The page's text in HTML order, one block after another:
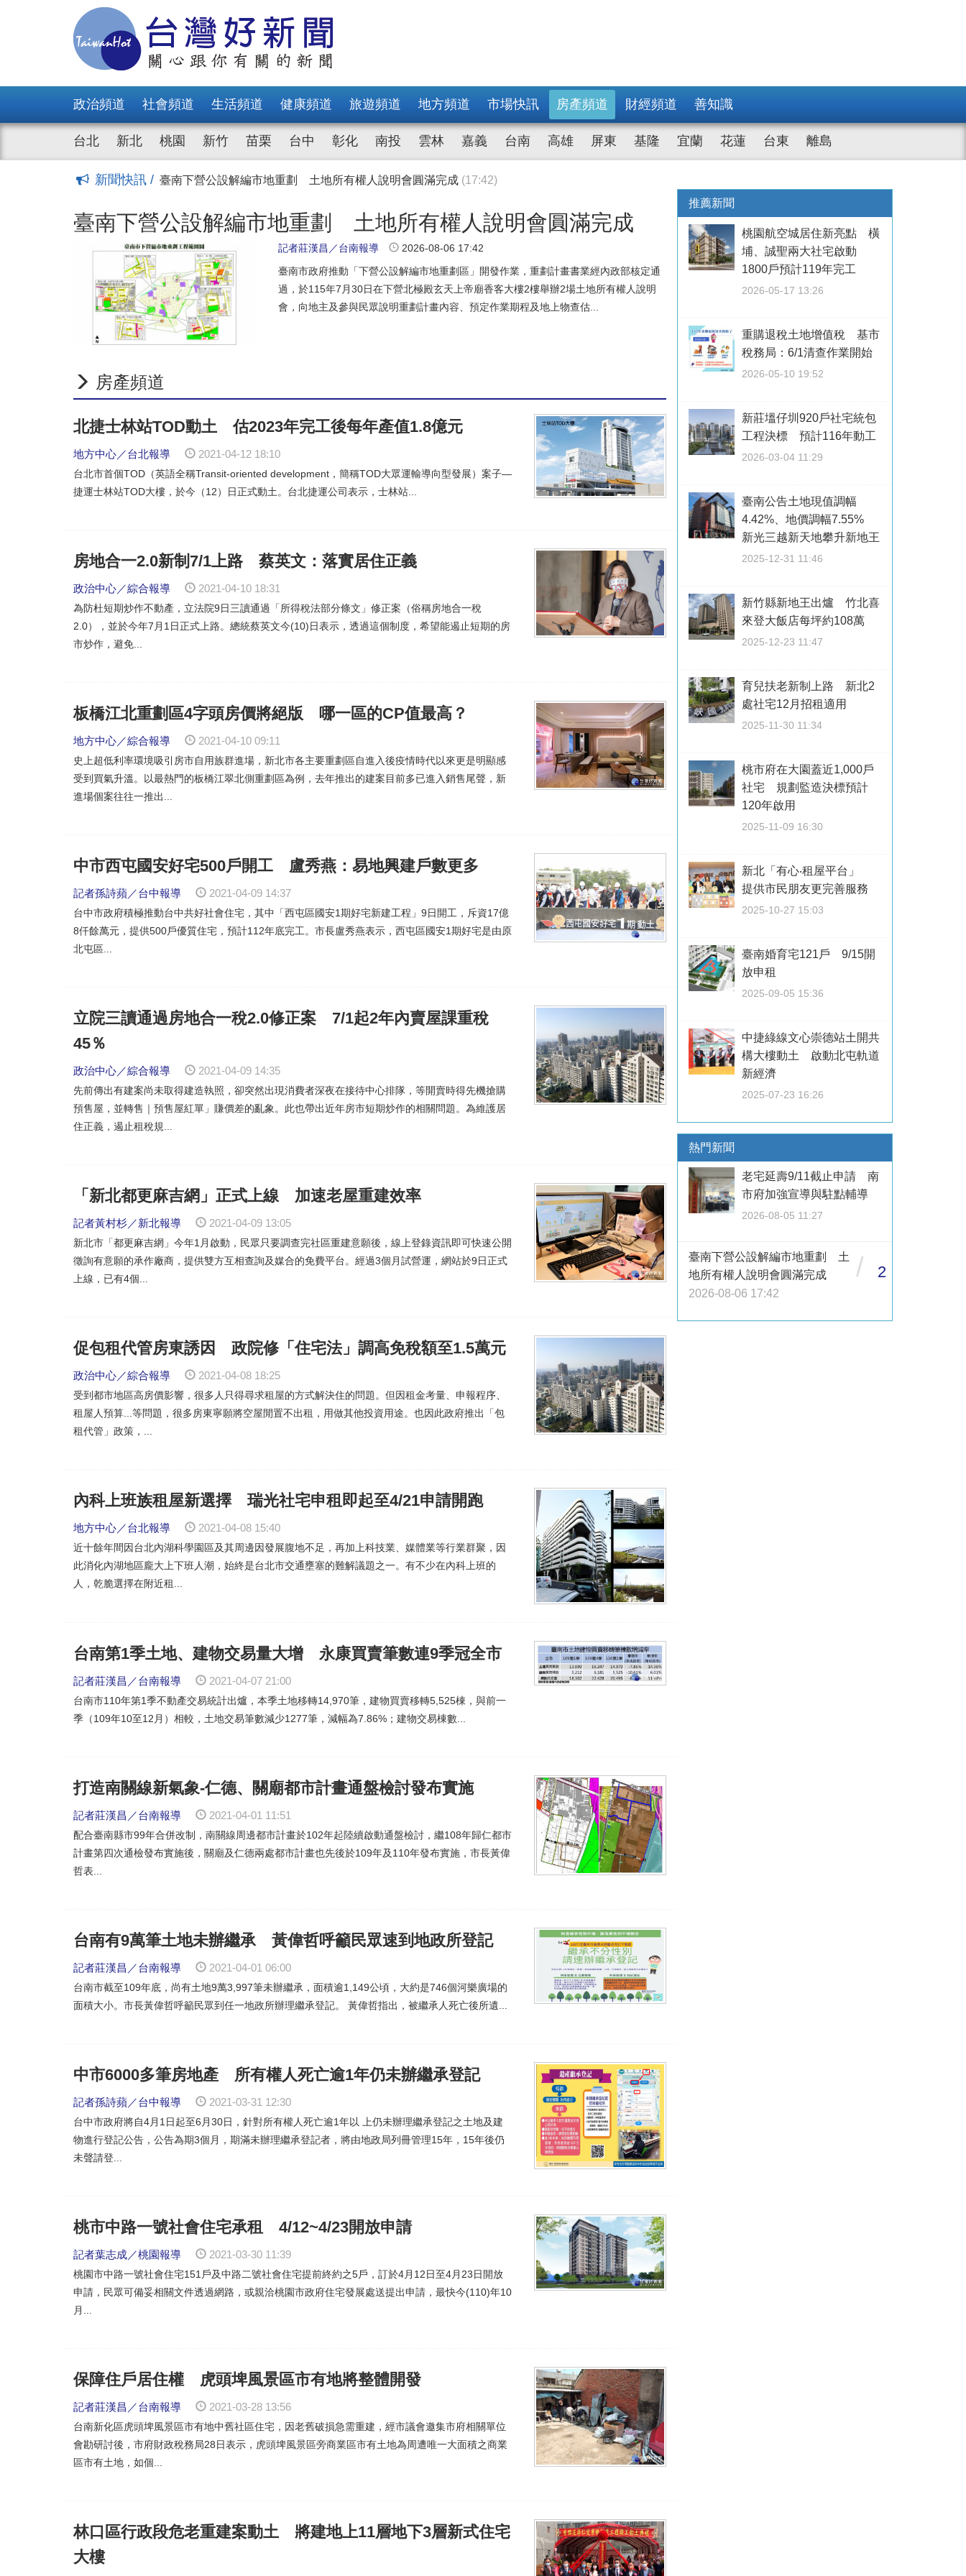
政治頻道 社會頻道 生活頻道 健康頻道 旅遊頻道 地方頻道 市場快訊 房產頻道 財經頻道 善知識
台北 新北 桃園 新竹 苗栗 台中 彰化 南投 雲林 嘉義 台南 高雄 屏東 基隆 宜蘭 花蓮 台東 離島
新聞快訊 /
臺南下營公設解編市地重劃 土地所有權人說明會圓滿完成
老宅延壽9/11截止申請 南市府加強宣導與駐點輔導
新店寶高園區報編案通過 打造9.4公頃永續智慧產業新核心
臺南公辦都更積極招商 已完成規劃開發8案取得1293戶社宅
持續擴大社宅供給完善居住照顧 八德區茄苳段新建社宅開工(17:52)
南市府標售3筆重劃區抵費地 得款6.94億元、平均溢價率約6.92％(13:58)
臺南今年5月住宅價格指數微幅走弱 房市呈現區段行情調整態勢(16:33)
中和區盛昌段停車場及青年社宅動土 打造全齡共融宜居生活新據點(15:09)
平鎮首件民辦都更案開工 預計118年完工(17:10)
「青安3.0就是裹著糖衣的毒藥」 時力轟賴政府「騙年輕人上車」：腰斬社宅、幫建商清庫存
老宅延壽9/11截止申請 南市府加強宣導與駐點輔導(11:27)
新店寶高園區報編案通過 打造9.4公頃永續智慧產業新核心(16:02)
臺南公辦都更積極招商 已完成規劃開發8案取得1293戶社宅(11:08)
持續擴大社宅供給完善居住照顧 八德區茄苳段新建社宅開工 (17:52)
南市府標售3筆重劃區抵費地 得款6.94億元、平均溢價率約6.92％(13:58)
臺南今年5月住宅價格指數微幅走弱 房市呈現區段行情調整態勢(16:33)
中和區盛昌段停車場及青年社宅動土 打造全齡共融宜居生活新據點
平鎮首件民辦都更案開工 預計118年完工
(19:24)
臺南下營公設解編市地重劃 土地所有權人說明會圓滿完成
記者莊漢昌／台南報導
2026-08-06 17:42
臺南市政府推動「下營公設解編市地重劃區」開發作業，重劃計畫書業經內政部核定通
過，於115年7月30日在下營北極殿玄天上帝廟香客大樓2樓舉辦2場土地所有權人說明
會，向地主及參與民眾說明重劃計畫內容、預定作業期程及地上物查估...
房產頻道
北捷士林站TOD動土 估2023年完工後每年產值1.8億元
地方中心／台北報導 2021-04-12 18:10
台北市首個TOD（英語全稱Transit-oriented development，簡稱TOD大眾運輸導向型發展）案子—
捷運士林站TOD大樓，於今（12）日正式動土。台北捷運公司表示，士林站...
房地合一2.0新制7/1上路 蔡英文：落實居住正義
政治中心／綜合報導 2021-04-10 18:31
為防杜短期炒作不動產，立法院9日三讀通過「所得稅法部分條文」修正案（俗稱房地合一稅
2.0），並於今年7月1日正式上路。總統蔡英文今(10)日表示，透過這個制度，希望能遏止短期的房
市炒作，避免...
板橋江北重劃區4字頭房價將絕版 哪一區的CP值最高？
地方中心／綜合報導 2021-04-10 09:11
史上超低利率環境吸引房市自用族群進場，新北市各主要重劃區自進入後疫情時代以來更是明顯感
受到買氣升溫。以最熱門的板橋江翠北側重劃區為例，去年推出的建案目前多已進入銷售尾聲，新
進場個案往往一推出...
中市西屯國安好宅500戶開工 盧秀燕：易地興建戶數更多
記者孫詩蘋／台中報導 2021-04-09 14:37
台中市政府積極推動台中共好社會住宅，其中「西屯區國安1期好宅新建工程」9日開工，斥資17億
8仟餘萬元，提供500戶優質住宅，預計112年底完工。市長盧秀燕表示，西屯區國安1期好宅是由原
北屯區...
立院三讀通過房地合一稅2.0修正案 7/1起2年內賣屋課重稅
45％
政治中心／綜合報導 2021-04-09 14:35
先前傳出有建案尚未取得建造執照，卻突然出現消費者深夜在接待中心排隊，等開賣時得先機搶購
預售屋，並轉售｜預售屋紅單」賺價差的亂象。此也帶出近年房市短期炒作的相關問題。為維護居
住正義，遏止租稅規...
「新北都更麻吉網」正式上線 加速老屋重建效率
記者黃村杉／新北報導 2021-04-09 13:05
新北市「都更麻吉網」今年1月啟動，民眾只要調查完社區重建意願後，線上登錄資訊即可快速公開
徵詢有意願的承作廠商，提供雙方互相查詢及媒合的免費平台。經過3個月試營運，網站於9日正式
上線，已有4個...
促包租代管房東誘因 政院修「住宅法」調高免稅額至1.5萬元
政治中心／綜合報導 2021-04-08 18:25
受到都市地區高房價影響，很多人只得尋求租屋的方式解決住的問題。但因租金考量、申報程序、
租屋人預算...等問題，很多房東寧願將空屋閒置不出租，用做其他投資用途。也因此政府推出「包
租代管」政策，...
內科上班族租屋新選擇 瑞光社宅申租即起至4/21申請開跑
地方中心／台北報導 2021-04-08 15:40
近十餘年間因台北內湖科學園區及其周邊因發展腹地不足，再加上科技業、媒體業等行業群聚，因
此消化內湖地區龐大上下班人潮，始終是台北市交通壅塞的難解議題之一。有不少在內科上班的
人，乾脆選擇在附近租...
台南第1季土地、建物交易量大增 永康買賣筆數連9季冠全市
記者莊漢昌／台南報導 2021-04-07 21:00
台南市110年第1季不動產交易統計出爐，本季土地移轉14,970筆，建物買賣移轉5,525棟，與前一
季（109年10至12月）相較，土地交易筆數減少1277筆，減幅為7.86%；建物交易棟數...
打造南關線新氣象-仁德、關廟都市計畫通盤檢討發布實施
記者莊漢昌／台南報導 2021-04-01 11:51
配合臺南縣市99年合併改制，南關線周邊都市計畫於102年起陸續啟動通盤檢討，繼108年歸仁都市
計畫第四次通檢發布實施後，關廟及仁德兩處都市計畫也先後於109年及110年發布實施，市長黃偉
哲表...
台南有9萬筆土地未辦繼承 黃偉哲呼籲民眾速到地政所登記
記者莊漢昌／台南報導 2021-04-01 06:00
台南市截至109年底，尚有土地9萬3,997筆未辦繼承，面積逾1,149公頃，大約是746個河樂廣場的
面積大小。市長黃偉哲呼籲民眾到任一地政所辦理繼承登記。 黃偉哲指出，被繼承人死亡後所遺...
中市6000多筆房地產 所有權人死亡逾1年仍未辦繼承登記
記者孫詩蘋／台中報導 2021-03-31 12:30
台中市政府將自4月1日起至6月30日，針對所有權人死亡逾1年以 上仍未辦理繼承登記之土地及建
物進行登記公告，公告為期3個月，期滿未辦理繼承登記者，將由地政局列冊管理15年，15年後仍
未聲請登...
桃市中路一號社會住宅承租 4/12~4/23開放申請
記者葉志成／桃園報導 2021-03-30 11:39
桃園市中路一號社會住宅151戶及中路二號社會住宅提前終約之5戶，訂於4月12日至4月23日開放
申請，民眾可備妥相關文件透過網路，或親洽桃園市政府住宅發展處送提出申請，最快今(110)年10
月...
保障住戶居住權 虎頭埤風景區市有地將整體開發
記者莊漢昌／台南報導 2021-03-28 13:56
台南新化區虎頭埤風景區市有地中舊社區住宅，因老舊破損急需重建，經市議會邀集市府相關單位
會勘研討後，市府財政稅務局28日表示，虎頭埤風景區旁商業區市有土地為周遭唯一大面積之商業
區市有土地，如個...
林口區行政段危老重建案動土 將建地上11層地下3層新式住宅
大樓
推薦新聞
桃園航空城居住新亮點 橫
埔、誠聖兩大社宅啟動
1800戶預計119年完工
2026-05-17 13:26
重購退稅土地增值稅 基市
稅務局：6/1清查作業開始
2026-05-10 19:52
新莊塭仔圳920戶社宅統包
工程決標 預計116年動工
2026-03-04 11:29
臺南公告土地現值調幅
4.42%、地價調幅7.55%
新光三越新天地攀升新地王
2025-12-31 11:46
新竹縣新地王出爐 竹北喜
來登大飯店每坪約108萬
2025-12-23 11:47
育兒扶老新制上路 新北2
處社宅12月招租適用
2025-11-30 11:34
桃市府在大園蓋近1,000戶
社宅 規劃監造決標預計
120年啟用
2025-11-09 16:30
新北「有心‧租屋平台」
提供市民朋友更完善服務
2025-10-27 15:03
臺南婚育宅121戶 9/15開
放申租
2025-09-05 15:36
中捷綠線文心崇德站土開共
構大樓動土 啟動北屯軌道
新經濟
2025-07-23 16:26
熱門新聞
老宅延壽9/11截止申請 南
市府加強宣導與駐點輔導
2026-08-05 11:27
臺南下營公設解編市地重劃 土
地所有權人說明會圓滿完成
2026-08-06 17:42
/ 2